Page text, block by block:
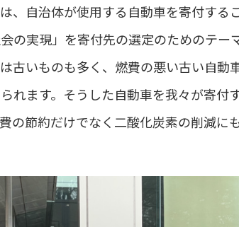
、自治体が使用する自動車を寄付する
の実現」を寄付先の選定のためのテー
古いものも多く、燃費の悪い古い自動
れます。そうした自動車を我々が寄付
の節約だけでなく二酸化炭素の削減に